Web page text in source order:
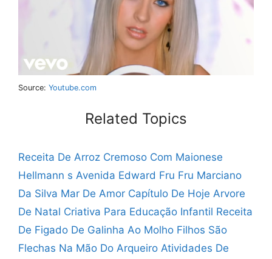
Source: Youtube.com
Related Topics
Receita De Arroz Cremoso Com Maionese
Hellmann s Avenida Edward Fru Fru Marciano
Da Silva Mar De Amor Capítulo De Hoje Arvore
De Natal Criativa Para Educação Infantil Receita
De Figado De Galinha Ao Molho Filhos São
Flechas Na Mão Do Arqueiro Atividades De